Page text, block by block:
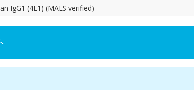
IgG1 (4E1) (MALS verified)